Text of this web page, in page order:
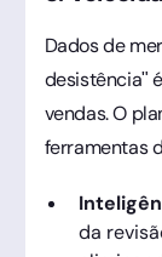
Dados de
desistência"
vendas. O
ferramentas
da